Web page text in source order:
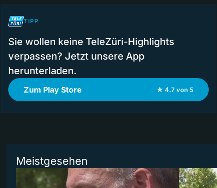
TIPP
Sie wollen keine TeleZüri-Highlights
verpassen? Jetzt unsere App
herunterladen.
Zum Play Store ★ 4.7 von 5
Meistgesehen